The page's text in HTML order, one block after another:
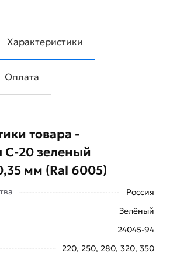
Характеристики
Оплата
кровельный и облицовочный
товара -
С-20 зеленый
мм (Ral 6005)
Россия
Зелёный
24045-94
220, 250, 280, 320, 350